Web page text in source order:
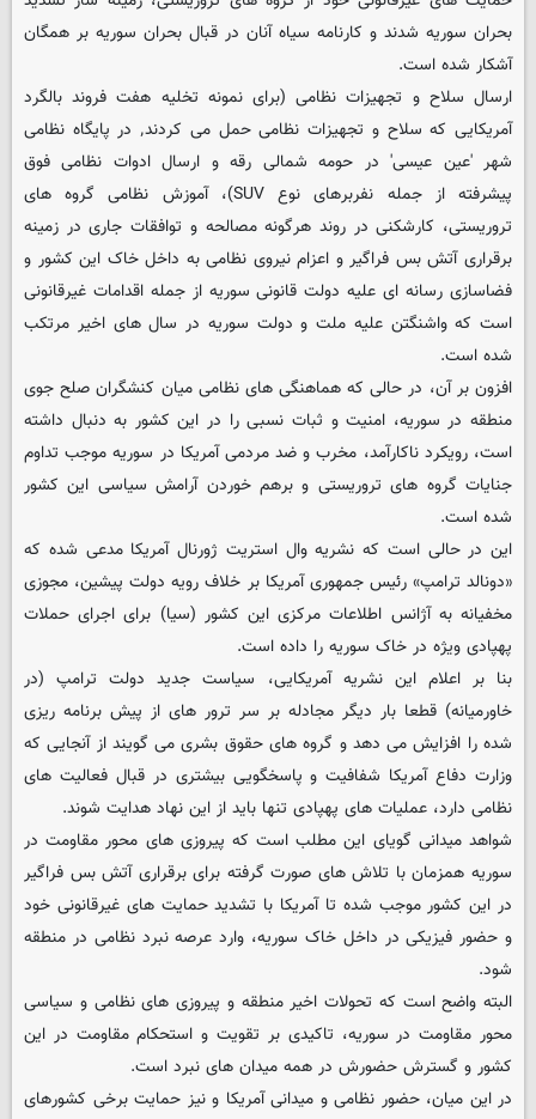
بحران سوریه شدند و کارنامه سیاه آنان در قبال بحران سوریه بر همگان
آشکار شده است.
ارسال سلاح و تجهیزات نظامی (برای نمونه تخلیه هفت فروند بالگرد
آمریکایی که سلاح و تجهیزات نظامی حمل می کردند٬ در پایگاه نظامی
شهر 'عین عیسی' در حومه شمالی رقه و ارسال ادوات نظامی فوق
پیشرفته از جمله نفربرهای نوع SUV)، آموزش نظامی گروه های
تروریستی، کارشکنی در روند هرگونه مصالحه و توافقات جاری در زمینه
برقراری آتش بس فراگیر و اعزام نیروی نظامی به داخل خاک این کشور و
فضاسازی رسانه ای علیه دولت قانونی سوریه از جمله اقدامات غیرقانونی
است که واشنگتن علیه ملت و دولت سوریه در سال های اخیر مرتکب
شده است.
افزون بر آن، در حالی که هماهنگی های نظامی میان کنشگران صلح جوی
منطقه در سوریه، امنیت و ثبات نسبی را در این کشور به دنبال داشته
است، رویکرد ناکارآمد، مخرب و ضد مردمی آمریکا در سوریه موجب تداوم
جنایات گروه های تروریستی و برهم خوردن آرامش سیاسی این کشور
شده است.
این در حالی است که نشریه وال استریت ژورنال آمریکا مدعی شده که
«دونالد ترامپ» رئیس جمهوری آمریکا بر خلاف رویه دولت پیشین، مجوزی
مخفیانه به آژانس اطلاعات مرکزی این کشور (سیا) برای اجرای حملات
پهپادی ویژه در خاک سوریه را داده است.
بنا بر اعلام این نشریه آمریکایی، سیاست جدید دولت ترامپ‌ (در
خاورمیانه) قطعا بار دیگر مجادله بر سر ترور های از پیش برنامه ریزی
شده را افزایش می دهد و گروه های حقوق بشری می گویند از آنجایی که
وزارت دفاع آمریکا شفافیت و پاسخگویی بیشتری در قبال فعالیت های
نظامی دارد، عملیات های پهپادی تنها باید از این نهاد هدایت شوند.
شواهد میدانی گویای این مطلب است که پیروزی های محور مقاومت در
سوریه همزمان با تلاش های صورت گرفته برای برقراری آتش بس فراگیر
در این کشور موجب شده تا آمریکا با تشدید حمایت های غیرقانونی خود
و حضور فیزیکی در داخل خاک سوریه، وارد عرصه نبرد نظامی در منطقه
شود.
البته واضح است که تحولات اخیر منطقه و پیروزی های نظامی و سیاسی
محور مقاومت در سوریه، تاکیدی بر تقویت و استحکام مقاومت در این
کشور و گسترش حضورش در همه میدان های نبرد است.
در این میان، حضور نظامی و میدانی آمریکا و نیز حمایت برخی کشورهای